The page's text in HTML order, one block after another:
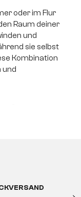
oder im Flur
Raum deiner
und
sie selbst
Kombination
und
Hand